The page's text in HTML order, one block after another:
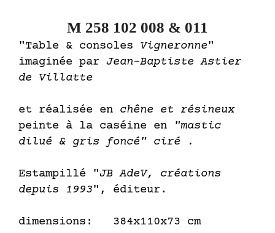
M 258 102 008 & 011
"Table & consoles Vigneronne"
imaginée par Jean-Baptiste Astier
de Villatte
et réalisée en chêne et résineux
peinte à la caséine en "mastic
dilué & gris foncé" ciré .
Estampillé "JB AdeV, créations
depuis 1993", éditeur.
dimensions: 384x110x73 cm